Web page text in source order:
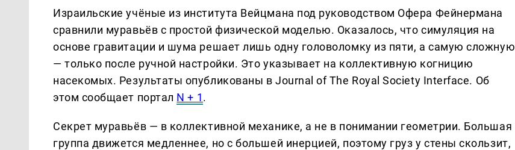
Израильские учёные из института Вейцмана под руководством Офера Фейнермана
сравнили муравьёв с простой физической моделью. Оказалось, что симуляция на
основе гравитации и шума решает лишь одну головоломку из пяти, а самую сложную
— только после ручной настройки. Это указывает на коллективную когницию
насекомых. Результаты опубликованы в Journal of The Royal Society Interface. Об
этом сообщает портал N + 1.
Секрет муравьёв — в коллективной механике, а не в понимании геометрии. Большая
группа движется медленнее, но с большей инерцией, поэтому груз у стены скользит,